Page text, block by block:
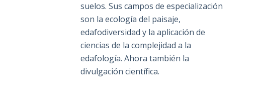
suelos. Sus campos de especialización
son la ecología del paisaje,
edafodiversidad y la aplicación de
ciencias de la complejidad a la
edafología. Ahora también la
divulgación científica.